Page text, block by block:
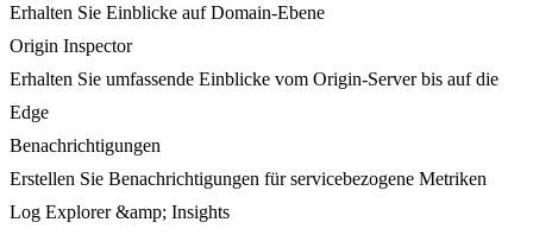
Erhalten Sie Einblicke auf Domain-Ebene
Origin Inspector
Erhalten Sie umfassende Einblicke vom Origin-Server bis auf die
Edge
Benachrichtigungen
Erstellen Sie Benachrichtigungen für servicebezogene Metriken
Log Explorer &amp; Insights